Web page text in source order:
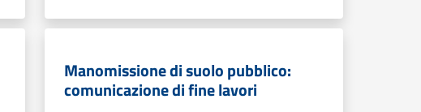
Manomissione di suolo pubblico:
comunicazione di fine lavori